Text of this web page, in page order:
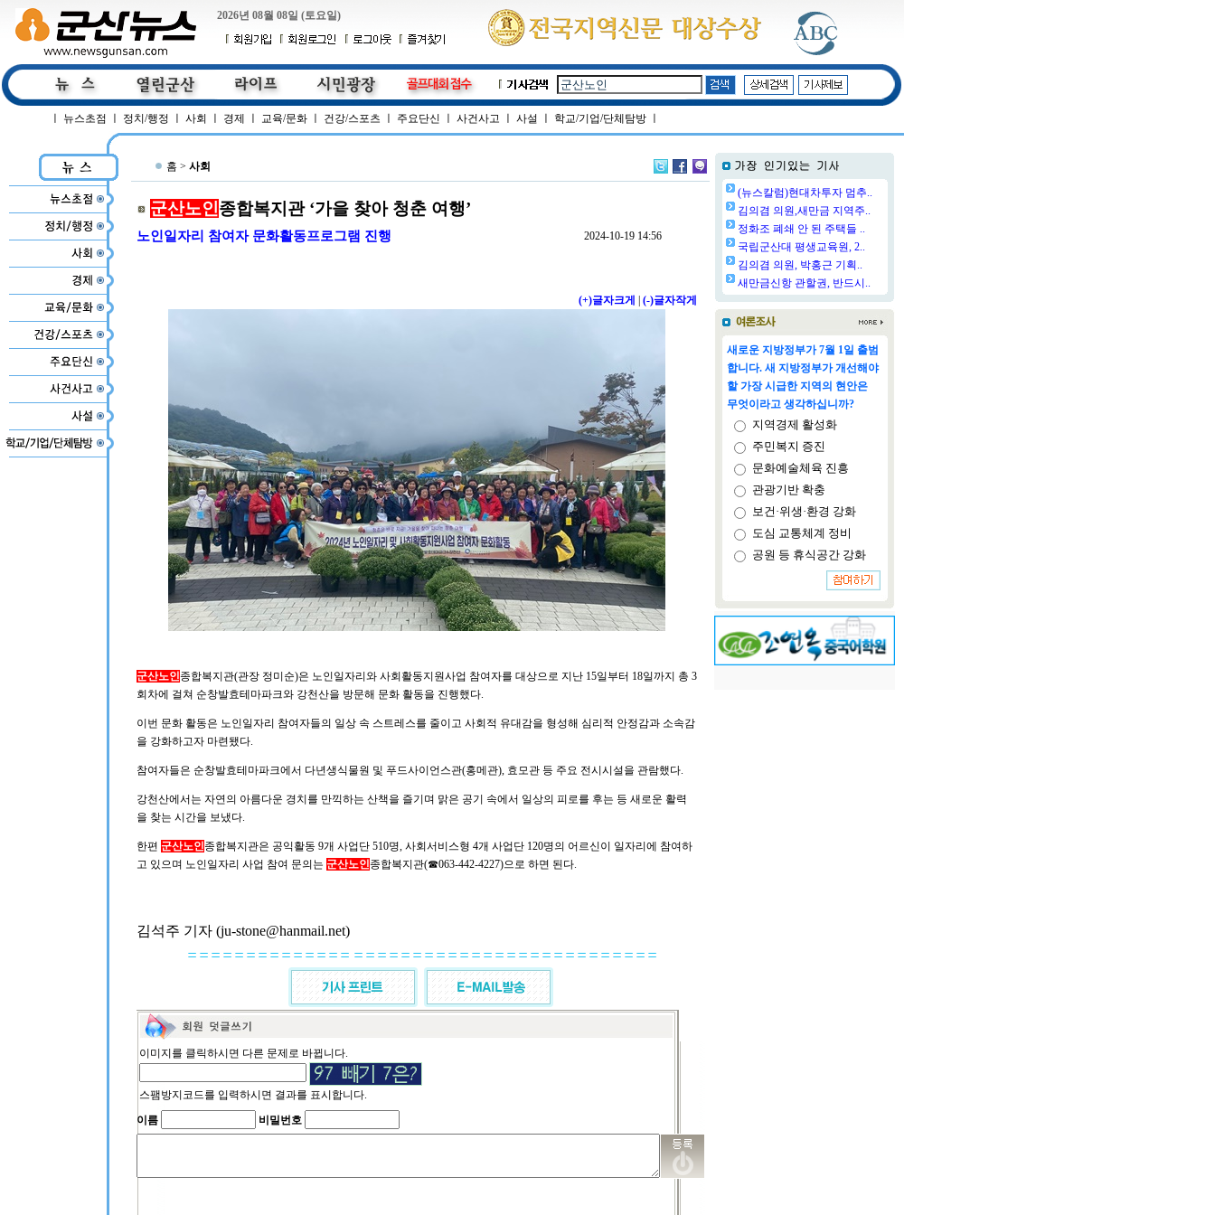
2026년 08월 08일 (토요일)
뉴스초점 정치/행정 사회 경제 교육/문화 건강/스포츠 주요단신 사건사고 사설 학교/기업/단체탐방
홈 > 사회
군산노인종합복지관 ‘가을 찾아 청춘 여행’
노인일자리 참여자 문화활동프로그램 진행 2024-10-19 14:56
(+)글자크게 (-)글자작게
군산노인종합복지관(관장 정미순)은 노인일자리와 사회활동지원사업 참여자를 대상으로 지난 15일부터 18일까지 총 3
회차에 걸쳐 순창발효테마파크와 강천산을 방문해 문화 활동을 진행했다.
이번 문화 활동은 노인일자리 참여자들의 일상 속 스트레스를 줄이고 사회적 유대감을 형성해 심리적 안정감과 소속감
을 강화하고자 마련됐다.
참여자들은 순창발효테마파크에서 다년생식물원 및 푸드사이언스관(홍메관), 효모관 등 주요 전시시설을 관람했다.
강천산에서는 자연의 아름다운 경치를 만끽하는 산책을 즐기며 맑은 공기 속에서 일상의 피로를 후는 등 새로운 활력
을 찾는 시간을 보냈다.
한편 군산노인종합복지관은 공익활동 9개 사업단 510명, 사회서비스형 4개 사업단 120명의 어르신이 일자리에 참여하
고 있으며 노인일자리 사업 참여 문의는 군산노인종합복지관(☎063-442-4227)으로 하면 된다.
김석주 기자 (ju-stone@hanmail.net)
이미지를 클릭하시면 다른 문제로 바뀝니다.
스팸방지코드를 입력하시면 결과를 표시합니다.
이름
비밀번호
(뉴스칼럼)현대차투자 멈추..
김의겸 의원,새만금 지역주..
정화조 폐쇄 안 된 주택들 ..
국립군산대 평생교육원, 2..
김의겸 의원, 박홍근 기획..
새만금신항 관할권, 반드시..
새로운 지방정부가 7월 1일 출범
합니다. 새 지방정부가 개선해야
할 가장 시급한 지역의 현안은
무엇이라고 생각하십니까?
지역경제 활성화
주민복지 증진
문화예술체육 진흥
관광기반 확충
보건·위생·환경 강화
도심 교통체계 정비
공원 등 휴식공간 강화